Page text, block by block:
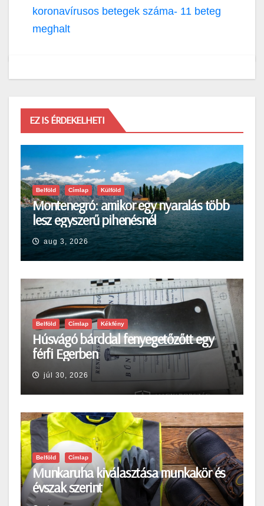
koronavírusos betegek száma- 11 beteg
meghalt
EZ IS ÉRDEKELHETI
Belföld Címlap Külföld
Montenegró: amikor egy nyaralás több
lesz egyszerű pihenésnél
aug 3, 2026
Belföld Címlap Kékfény
Húsvágó bárddal fenyegetőzőtt egy
férfi Egerben
júl 30, 2026
Belföld Címlap
Munkaruha kiválasztása munkakör és
évszak szerint